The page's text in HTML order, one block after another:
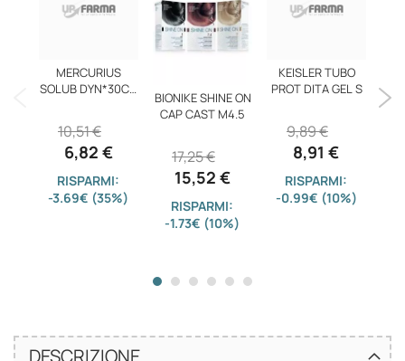
MERCURIUS
SOLUB DYN*30CH
6,82 €
10,51 €
RISPARMI:
-3.69€ (35%)
BIONIKE SHINE ON
CAP CAST M4.5
15,52 €
17,25 €
RISPARMI:
-1.73€ (10%)
KEISLER TUBO
PROT DITA GEL S
8,91 €
9,89 €
RISPARMI:
-0.99€ (10%)
DESCRIZIONE